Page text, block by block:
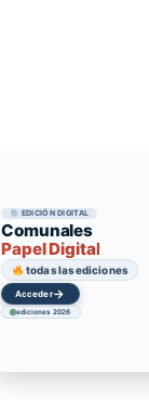
EDICIÓN DIGITAL
Comunales
Papel Digital
todas las ediciones
Acceder→
ediciones 2026